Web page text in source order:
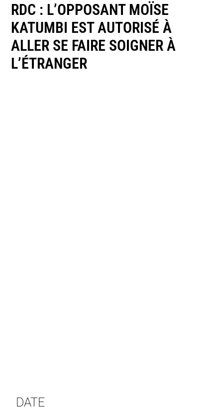
RDC : L’OPPOSANT MOÏSE
KATUMBI EST AUTORISÉ À
ALLER SE FAIRE SOIGNER À
L’ÉTRANGER
DATE